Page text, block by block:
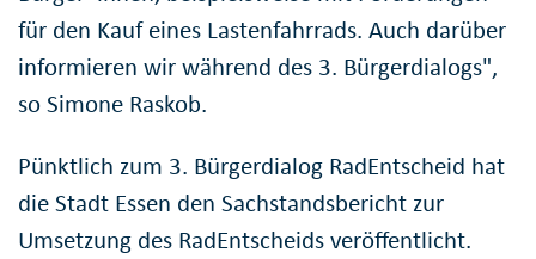
für den Kauf eines Lastenfahrrads. Auch darüber
informieren wir während des 3. Bürgerdialogs",
so Simone Raskob.
Pünktlich zum 3. Bürgerdialog RadEntscheid hat
die Stadt Essen den Sachstandsbericht zur
Umsetzung des RadEntscheids veröffentlicht.